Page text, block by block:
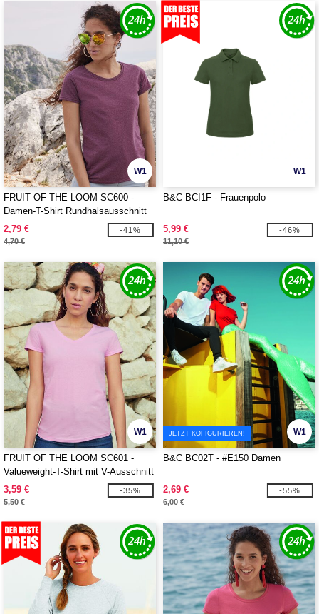
W1
FRUIT OF THE LOOM SC600 -
Damen-T-Shirt Rundhalsausschnitt
160
2,79 €
4,70 €
-41%
W1
B&C BCI1F - Frauenpolo
5,99 €
11,10 €
-46%
W1
FRUIT OF THE LOOM SC601 -
Valueweight-T-Shirt mit V-Ausschnitt
Damen
3,59 €
5,50 €
-35%
W1
JETZT KOFIGURIEREN!
B&C BC02T - #E150 Damen
2,69 €
6,00 €
-55%